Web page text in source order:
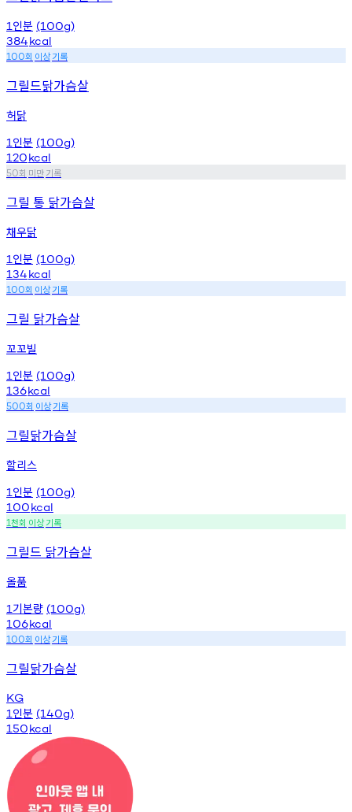
1 인분 (100g)
384kcal
100회 이상기록
그릴드닭가슴살
허닭
1 인분 (100g)
120kcal
50회 미만기록
그릴 통 닭가슴살
채우닭
1 인분 (100g)
134kcal
100회 이상기록
그릴 닭가슴살
꼬꼬빌
1 인분 (100g)
136kcal
500회 이상기록
그릴닭가슴살
할리스
1 인분 (100g)
100kcal
1천회 이상기록
그릴드 닭가슴살
올품
1 기본량 (100g)
106kcal
100회 이상기록
그릴닭가슴살
KG
1 인분 (140g)
150kcal